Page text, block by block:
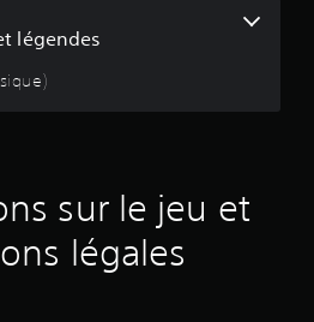
:
.
légendes
sur le jeu et
légales